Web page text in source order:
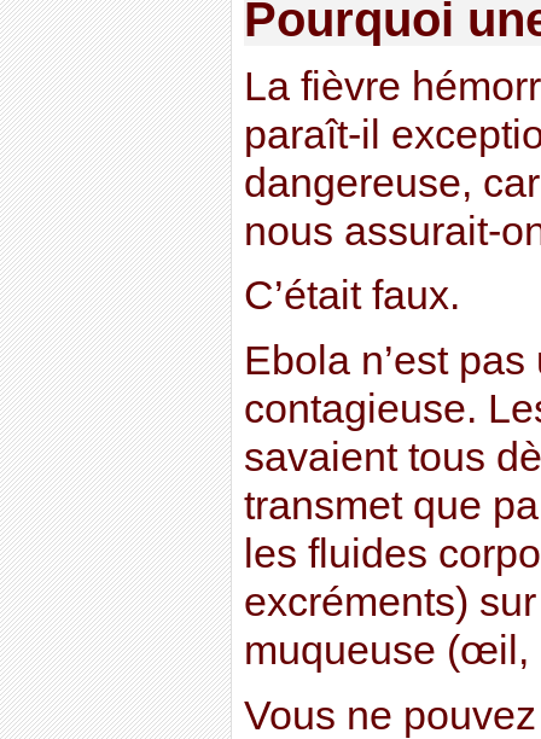
Pourquoi
La fièvre
paraît-il
dangereuse,
nous assurait-
C’était faux.
Ebola n’est
contagieuse.
savaient tous
transmet que
les fluides
excréments)
muqueuse (œil,
Vous ne